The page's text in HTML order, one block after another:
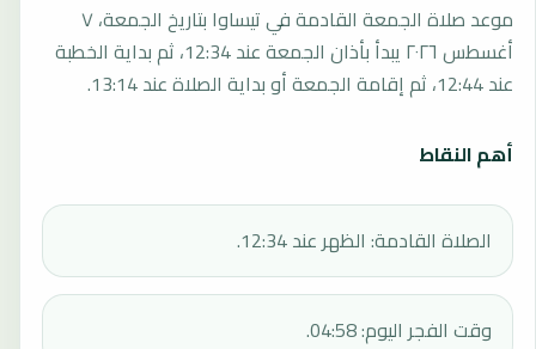
موعد صلاة الجمعة القادمة في تيساوا بتاريخ الجمعة، ٧
أغسطس ٢٠٢٦ يبدأ بأذان الجمعة عند 12:34، ثم بداية الخطبة
عند 12:44، ثم إقامة الجمعة أو بداية الصلاة عند 13:14.
أهم النقاط
الصلاة القادمة: الظهر عند 12:34.
وقت الفجر اليوم: 04:58.